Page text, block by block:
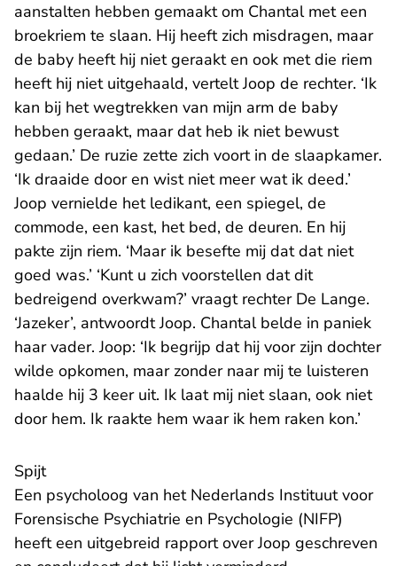
aanstalten hebben gemaakt om Chantal met een
broekriem te slaan. Hij heeft zich misdragen, maar
de baby heeft hij niet geraakt en ook met die riem
heeft hij niet uitgehaald, vertelt Joop de rechter. ‘Ik
kan bij het wegtrekken van mijn arm de baby
hebben geraakt, maar dat heb ik niet bewust
gedaan.’ De ruzie zette zich voort in de slaapkamer.
‘Ik draaide door en wist niet meer wat ik deed.’
Joop vernielde het ledikant, een spiegel, de
commode, een kast, het bed, de deuren. En hij
pakte zijn riem. ‘Maar ik besefte mij dat dat niet
goed was.’ ‘Kunt u zich voorstellen dat dit
bedreigend overkwam?’ vraagt rechter De Lange.
‘Jazeker’, antwoordt Joop. Chantal belde in paniek
haar vader. Joop: ‘Ik begrijp dat hij voor zijn dochter
wilde opkomen, maar zonder naar mij te luisteren
haalde hij 3 keer uit. Ik laat mij niet slaan, ook niet
door hem. Ik raakte hem waar ik hem raken kon.’
Spijt
Een psycholoog van het Nederlands Instituut voor
Forensische Psychiatrie en Psychologie (NIFP)
heeft een uitgebreid rapport over Joop geschreven